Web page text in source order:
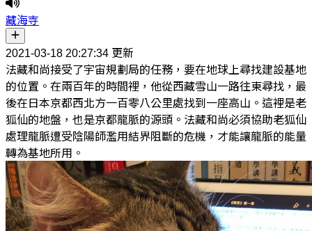
藏海寺
2021-03-18 20:27:34 更新
法藏和尚接受了宇宙規劃局的任務，要在地球上尋找建設基地
的位置。在兩百年的時間裡，他從西藏雪山一路往東尋找，最
後在日本京都西北方一百零八公里處找到一座高山。這裡是老
狐仙的地盤，也是京都龍脈的源頭。法藏和尚必須協助老狐仙
處理龍脈遭受陰陽師濫用結界阻斷的危機，才能讓龍脈的能量
轉為基地所用。